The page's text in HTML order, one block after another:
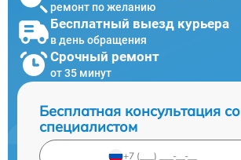
ремонт по желанию
Бесплатный выезд курьера
в день обращения
Срочный ремонт
от 35 минут
Бесплатная консультация со
специалистом